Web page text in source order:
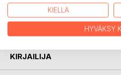
syöpähoitoja, vesivahinko
Vastoinkäymisistä huolimatta
päivästä kauniita ja iloisia asioita.
KIRJAILIJA
KIELLÄ
HYVÄKSY